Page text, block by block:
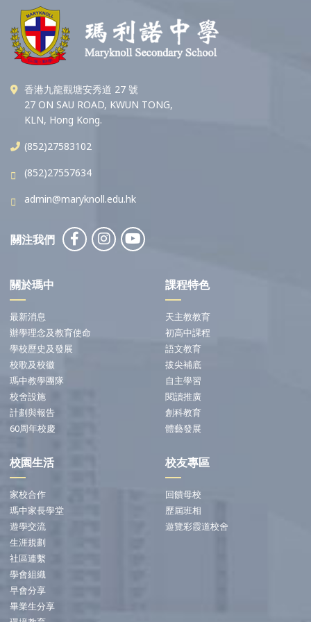
香港九龍觀塘安秀道 27 號
27 ON SAU ROAD, KWUN TONG,
KLN, Hong Kong.
(852)27583102
(852)27557634
admin@maryknoll.edu.hk
關注我們
關於瑪中
最新消息
辦學理念及教育使命
學校歷史及發展
校歌及校徽
瑪中教學團隊
校舍設施
計劃與報告
60周年校慶
課程特色
天主教教育
初高中課程
語文教育
拔尖補底
自主學習
閱讀推廣
創科教育
體藝發展
校園生活
家校合作
瑪中家長學堂
遊學交流
生涯規劃
社區連繫
學會組織
早會分享
畢業生分享
校友專區
回饋母校
歷屆班相
遊覽彩霞道校舍